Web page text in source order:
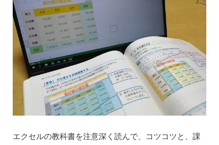
エクセルの教科書を注意深く読んで、コツコツと、課